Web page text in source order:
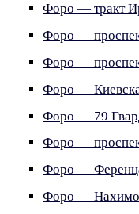
Форо — тракт
Форо —
Форо —
Форо —
Форо — 79
Форо —
Форо —
Форо —